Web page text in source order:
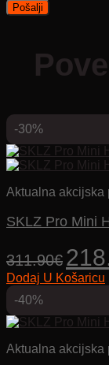
-30%
Aktualna akcijska
SKLZ Pro Mini
311.90€
Izvorna
cijena
bila
Dodaj U Košaricu
-40%
Aktualna akcijska